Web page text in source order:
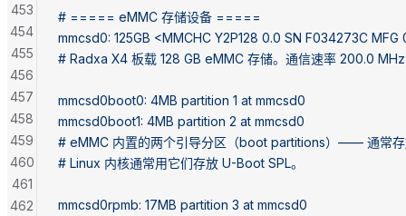
# ===== eMMC 存储设备 =====
mmcsd0: 125GB <MMCHC Y2P128 0.0 SN F034273C
# Radxa X4 板载 128 GB eMMC 存储。通信速率 200.0
mmcsd0boot0: 4MB partition 1 at mmcsd0
mmcsd0boot1: 4MB partition 2 at mmcsd0
# eMMC 内置的两个引导分区（boot partitions）—— 通常存
# Linux 内核通常用它们存放 U-Boot SPL。
mmcsd0rpmb: 17MB partition 3 at mmcsd0
453
454
455
456
457
458
459
460
461
462